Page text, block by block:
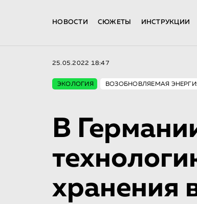
НОВОСТИ СЮЖЕТЫ ИНСТРУКЦИИ
25.05.2022 18:47
ЭКОЛОГИЯ ВОЗОБНОВЛЯЕМАЯ
В
хранения